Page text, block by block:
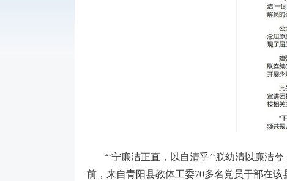
“‘宁廉洁正直，以自清乎’‘朕幼清以廉洁
前，来自青阳县教体工委70多名党员干部在